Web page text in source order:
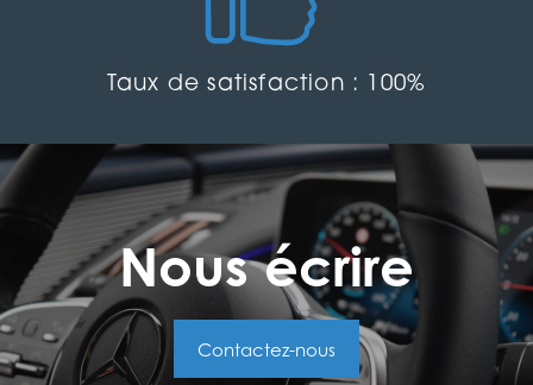
Taux de satisfaction : 100%
Nous écrire
Contactez-nous